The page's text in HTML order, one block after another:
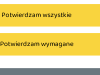
Potwierdzam wymagane
Potwierdzam wszystkie